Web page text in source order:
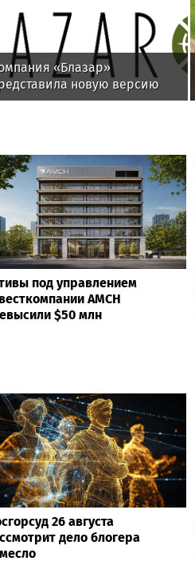
«Блазар»
новую версию
контроля сетевого
под управлением
AMCH
$50 млн
26 августа
дело блогера